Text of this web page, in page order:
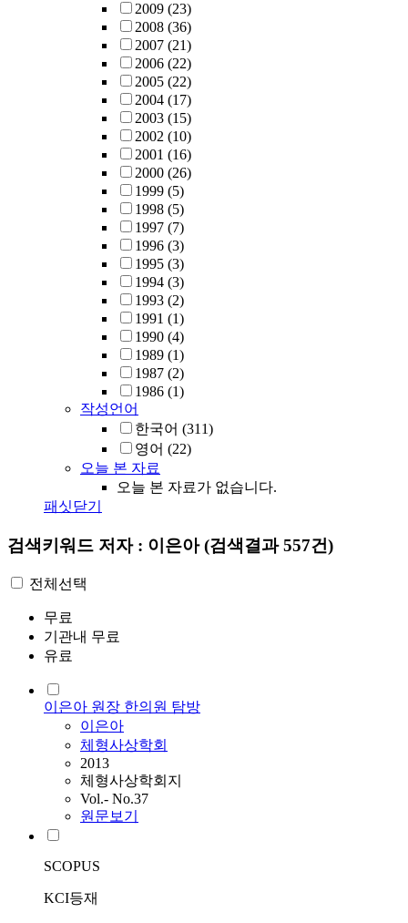
2009 (23)
2008 (36)
2007 (21)
2006 (22)
2005 (22)
2004 (17)
2003 (15)
2002 (10)
2001 (16)
2000 (26)
1999 (5)
1998 (5)
1997 (7)
1996 (3)
1995 (3)
1994 (3)
1993 (2)
1991 (1)
1990 (4)
1989 (1)
1987 (2)
1986 (1)
작성언어
한국어 (311)
영어 (22)
오늘 본 자료
오늘 본 자료가 없습니다.
패싯닫기
검색키워드 저자 : 이은아(검색결과 557건)
전체선택
무료
기관내 무료
유료
이은아 원장 한의원 탐방
이은아
체형사상학회
2013
체형사상학회지
Vol.- No.37
원문보기
SCOPUS
KCI등재